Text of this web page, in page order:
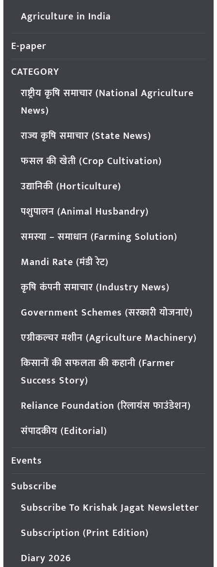
Agriculture in India
E-paper
CATEGORY
राष्ट्रीय कृषि समाचार (National Agriculture
News)
राज्य कृषि समाचार (State News)
फसल की खेती (Crop Cultivation)
उद्यानिकी (Horticulture)
पशुपालन (Animal Husbandry)
समस्या – समाधान (Farming Solution)
Mandi Rate (मंडी रेट)
कृषि कंपनी समाचार (Industry News)
Government Schemes (सरकारी योजनाएं)
एग्रीकल्चर मशीन (Agriculture Machinery)
किसानों की सफलता की कहानी (Farmer
Success Story)
Reliance Foundation (रिलायंस फाउंडेशन)
संपादकीय (Editorial)
Events
Subscribe
Subscribe To Krishak Jagat Newsletter
Subscription (Print Edition)
Diary 2026